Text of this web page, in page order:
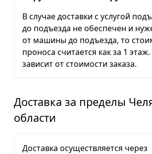
В случае доставки с услугой
до подъезда не обеспечен и
от машины до подъезда, то
проноса считается как за 1
зависит от стоимости заказа.
Доставка за пределы
области
Доставка осуществляется через